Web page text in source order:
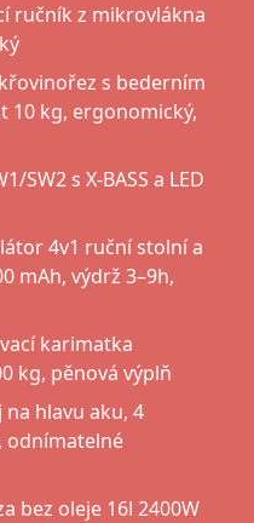
ručník z mikrovlákna
s bederním
10 kg, ergonomický,
SW2 s X-BASS a LED
4v1 ruční stolní a
mAh, výdrž 3–9h,
karimatka
kg, pěnová výplň
hlavu aku, 4
odnímatelné
bez oleje 16l 2400W